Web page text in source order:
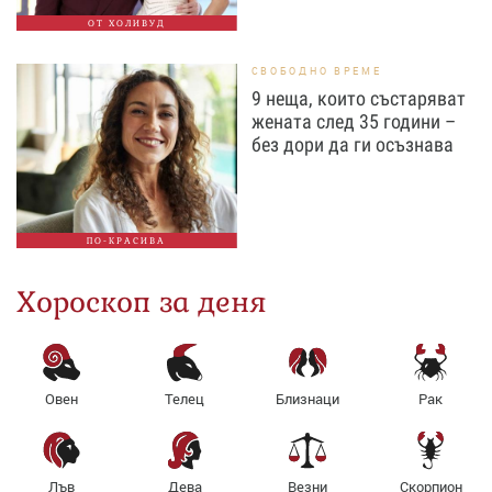
ОТ ХОЛИВУД
ПО-КРАСИВА
СВОБОДНО ВРЕМЕ
9 неща, които състаряват
жената след 35 години –
без дори да ги осъзнава
Хороскоп за деня
Овен Телец Близнаци Рак
Лъв Дева Везни Скорпион